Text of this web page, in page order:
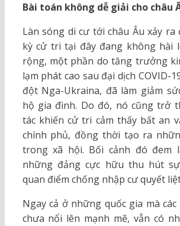
Bài toán không dễ giải cho châu
Làn sóng di cư tới châu Âu xảy
kỳ cử tri tại đây đang không hài
rộng, một phần do tăng trưởng
lạm phát cao sau đại dịch COVID-
đột Nga-Ukraina, đã làm giảm
hộ gia đình. Do đó, nó cũng trở
tác khiến cử tri cảm thấy bất an
chính phủ, đồng thời tạo ra
trong xã hội. Bối cảnh đó đem
những đảng cực hữu thu hút
quan điểm chống nhập cư quyết
Ngay cả ở những quốc gia mà
chưa nổi lên mạnh mẽ, vẫn có